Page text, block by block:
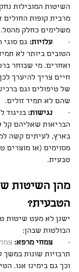
השיטות המובילות
מרבית קופות החולים
משלימים כחלק מהסל.
· עלויות: גם סוגי
הטובים ביותר לא
ואחרים. מי שבוחר
חיים צריך להיערך
של טיפולים וגם
שהם לא תמיד זולים.
· נגישות: בניגוד
הבריאות שאליהם קל
בארץ, לעיתים קשה
מסוימים (או מוצרים
טבעית.
מהן השיטות
הטבעית?
ישנן לא מעט שיטות
הבולטות שבהן:
· צמחי מרפא:
תרבויות שונות
וכך גם בימינו אנו.